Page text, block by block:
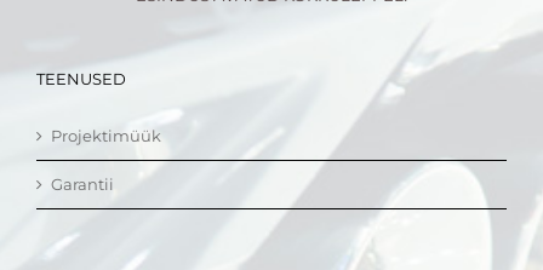
TEENUSED
Projektimüük
Garantii